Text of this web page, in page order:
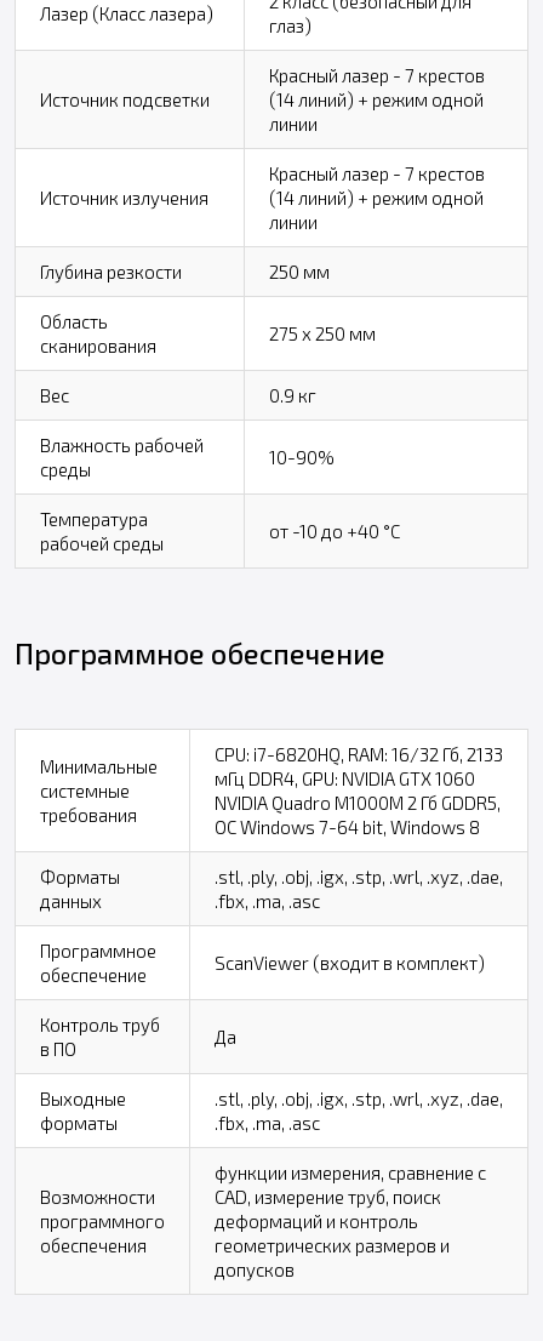
Лазер (Класс лазера)
глаз)
Источник подсветки
Красный лазер - 7 крестов
(14 линий) + режим одной
линии
Источник излучения
Красный лазер - 7 крестов
(14 линий) + режим одной
линии
Глубина резкости 250 мм
Область
сканирования
275 х 250 мм
Вес 0.9 кг
Влажность рабочей
среды
10-90%
Температура
рабочей среды
от -10 до +40 °C
Программное обеспечение
Минимальные
системные
требования
CPU: i7-6820HQ, RAM: 16/32 Гб, 2133
мГц DDR4, GPU: NVIDIA GTX 1060
NVIDIA Quadro M1000M 2 Гб GDDR5,
ОС Windows 7-64 bit, Windows 8
Форматы
данных
.stl, .ply, .obj, .igx, .stp, .wrl, .xyz, .dae,
.fbx, .ma, .asc
Программное
обеспечение
ScanViewer (входит в комплект)
Контроль труб
в ПО
Да
Выходные
форматы
.stl, .ply, .obj, .igx, .stp, .wrl, .xyz, .dae,
.fbx, .ma, .asc
Возможности
программного
обеспечения
функции измерения, сравнение с
CAD, измерение труб, поиск
деформаций и контроль
геометрических размеров и
допусков